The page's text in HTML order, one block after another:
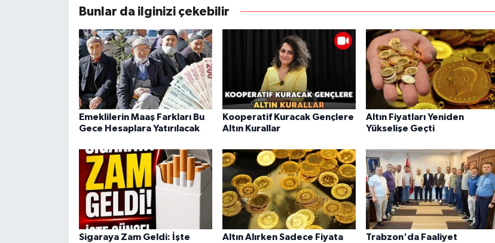
Bunlar da ilginizi çekebilir
Emeklilerin Maaş Farkları Bu
Gece Hesaplara Yatırılacak
Kooperatif Kuracak Gençlere
Altın Kurallar
Altın Fiyatları Yeniden
Yükselişe Geçti
Sigaraya Zam Geldi: İşte
Altın Alırken Sadece Fiyata
Trabzon'da Faaliyet